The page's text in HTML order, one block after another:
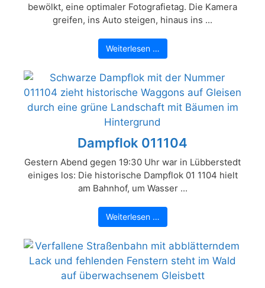
bewölkt, eine optimaler Fotografietag. Die Kamera
greifen, ins Auto steigen, hinaus ins ...
Weiterlesen …
Dampflok 011104
Gestern Abend gegen 19:30 Uhr war in Lübberstedt
einiges los: Die historische Dampflok 01 1104 hielt
am Bahnhof, um Wasser ...
Weiterlesen …